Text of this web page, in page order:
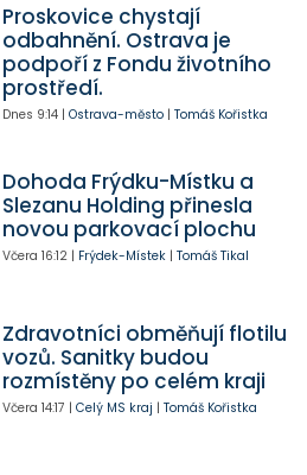
Proskovice chystají
odbahnění. Ostrava je
podpoří z Fondu životního
prostředí.
Dnes 9:14| Ostrava-město| Tomáš Kořistka
Dohoda Frýdku-Místku a
Slezanu Holding přinesla
novou parkovací plochu
Včera 16:12| Frýdek-Místek| Tomáš Tikal
Zdravotníci obměňují flotilu
vozů. Sanitky budou
rozmístěny po celém kraji
Včera 14:17 | Celý MS kraj | Tomáš Kořistka